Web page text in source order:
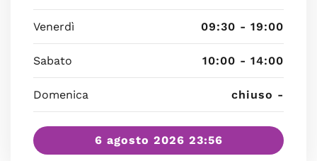
Venerdì 09:30 - 19:00
Sabato 10:00 - 14:00
Domenica chiuso -
6 agosto 2026 23:56